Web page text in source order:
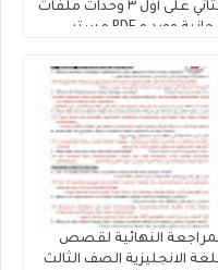
الثاني على أول ٣ وحدات ملفات
مجانية وورد و PDF مستر
النهائية لقصص
الانجليزية الصف الثالث